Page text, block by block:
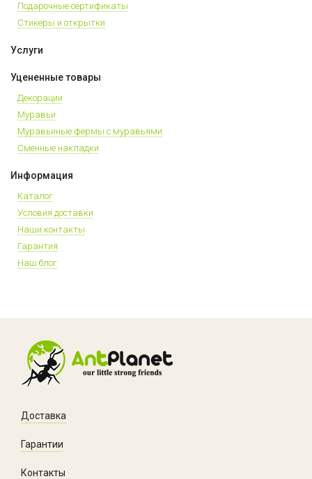
Подарочные сертификаты
Стикеры и открытки
Услуги
Уцененные товары
Декорации
Муравьи
Муравьиные фермы с муравьями
Сменные накладки
Информация
Каталог
Условия доставки
Наши контакты
Гарантия
Наш блог
Доставка
Гарантии
Контакты